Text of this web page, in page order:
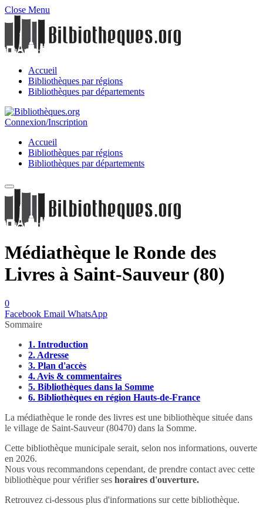
Close Menu
Accueil
Bibliothèques par régions
Bibliothèques par départements
Connexion/Inscription
Accueil
Bibliothèques par régions
Bibliothèques par départements
Médiathèque le Ronde des
Livres à Saint-Sauveur (80)
0
Facebook Email WhatsApp
Sommaire
1. Introduction
2. Adresse
3. Plan d'accès
4. Avis & commentaires
5. Bibliothèques dans la Somme
6. Bibliothèques en région Hauts-de-France
La médiathèque le ronde des livres est une bibliothèque située dans
le village de Saint-Sauveur (80470) dans la Somme.
Cette bibliothèque municipale serait, selon nos informations, ouverte
en 2026.
Nous vous recommandons cependant, de prendre contact avec cette
bibliothèque pour vérifier ses horaires d'ouverture.
Retrouvez ci-dessous plus d'informations sur cette bibliothèque.